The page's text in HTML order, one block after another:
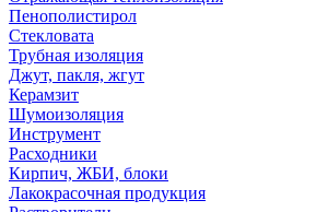
Пенополистирол
Стекловата
Трубная изоляция
Джут, пакля, жгут
Керамзит
Шумоизоляция
Инструмент
Расходники
Кирпич, ЖБИ, блоки
Лакокрасочная продукция